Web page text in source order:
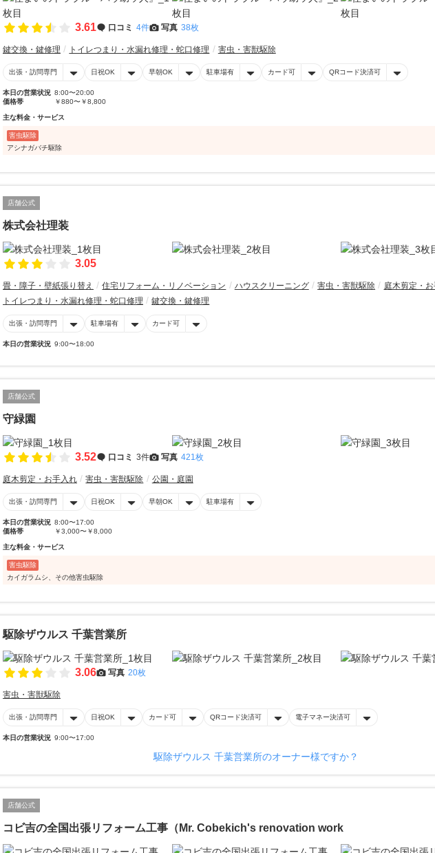
3.61 口コミ 4件 写真 38枚
鍵交換・鍵修理 トイレつまり・水漏れ修理・蛇口修理 害虫・害獣駆除
出張・訪問専門 日祝OK 早朝OK 駐車場有 カード可 QRコード決済可
本日の営業状況 8:00〜20:00
価格帯
￥880〜￥8,800
主な料金・サービス
害虫駆除
アシナガバチ駆除
店舗公式
株式会社理装
3.05
畳・障子・壁紙張り替え 住宅リフォーム・リノベーション ハウスクリーニング 害虫・害獣駆除
庭木剪定・
トイレつまり・水漏れ修理・蛇口修理
鍵交換・鍵修理
出張・訪問専門 駐車場有 カード可
本日の営業状況 9:00〜18:00
店舗公式
守緑園
3.52 口コミ 3件 写真 421枚
庭木剪定・お手入れ 害虫・害獣駆除 公園・庭園
出張・訪問専門 日祝OK 早朝OK 駐車場有
本日の営業状況 8:00〜17:00
価格帯
￥3,000〜￥8,000
主な料金・サービス
害虫駆除
カイガラムシ、その他害虫駆除
駆除ザウルス 千葉営業所
3.06 写真 20枚
害虫・害獣駆除
出張・訪問専門 日祝OK カード可 QRコード決済可 電子マネー決済可
本日の営業状況 9:00〜17:00
駆除ザウルス 千葉営業所のオーナー様ですか？
店舗公式
コビ吉の全国出張リフォーム工事（Mr. Cobekich's renovation work